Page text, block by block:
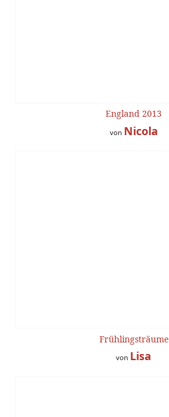
England 2013
von Nicola
Frühlingsträume
von Lisa